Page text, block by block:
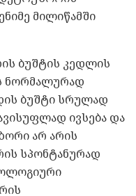
მილიწამში
ბუშტის კედლის
ნორმალურად
ბუშტი სრულად
ივსება და
არ არის
სპონტანურად